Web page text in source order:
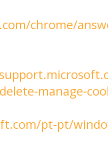
chrome/
manage-
pt-pt/